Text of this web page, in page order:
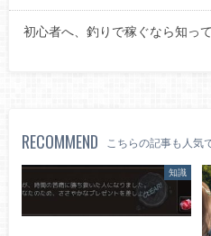
初心者へ、釣りで稼ぐなら知っ
RECOMMEND こちらの記事も人気
知識